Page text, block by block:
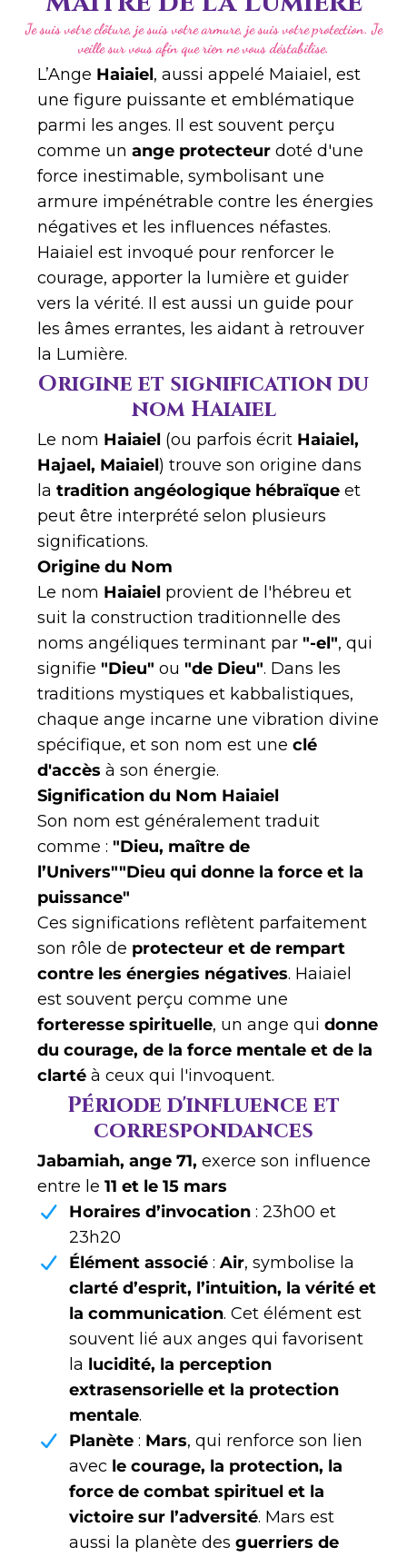
Je suis votre clôture, je suis votre armure, je suis votre protection. Je
veille sur vous afin que rien ne vous déstabilise.
L’Ange Haiaiel, aussi appelé Maiaiel, est
une figure puissante et emblématique
parmi les anges. Il est souvent perçu
comme un ange protecteur doté d'une
force inestimable, symbolisant une
armure impénétrable contre les énergies
négatives et les influences néfastes.
Haiaiel est invoqué pour renforcer le
courage, apporter la lumière et guider
vers la vérité. Il est aussi un guide pour
les âmes errantes, les aidant à retrouver
la Lumière.
Origine et signification du
nom Haiaiel
Le nom Haiaiel (ou parfois écrit Haiaiel,
Hajael, Maiaiel) trouve son origine dans
la tradition angéologique hébraïque et
peut être interprété selon plusieurs
significations.
Origine du Nom
Le nom Haiaiel provient de l'hébreu et
suit la construction traditionnelle des
noms angéliques terminant par "-el", qui
signifie "Dieu" ou "de Dieu". Dans les
traditions mystiques et kabbalistiques,
chaque ange incarne une vibration divine
spécifique, et son nom est une clé
d'accès à son énergie.
Signification du Nom Haiaiel
Son nom est généralement traduit
comme : "Dieu, maître de
l’Univers""Dieu qui donne la force et la
puissance"
Ces significations reflètent parfaitement
son rôle de protecteur et de rempart
contre les énergies négatives. Haiaiel
est souvent perçu comme une
forteresse spirituelle, un ange qui donne
du courage, de la force mentale et de la
clarté à ceux qui l'invoquent.
Période d'influence et
correspondances
Jabamiah, ange 71, exerce son influence
entre le 11 et le 15 mars
Horaires d’invocation : 23h00 et
23h20
Élément associé : Air, symbolise la
clarté d’esprit, l’intuition, la vérité et
la communication. Cet élément est
souvent lié aux anges qui favorisent
la lucidité, la perception
extrasensorielle et la protection
mentale.
Planète : Mars, qui renforce son lien
avec le courage, la protection, la
force de combat spirituel et la
victoire sur l’adversité. Mars est
aussi la planète des guerriers de